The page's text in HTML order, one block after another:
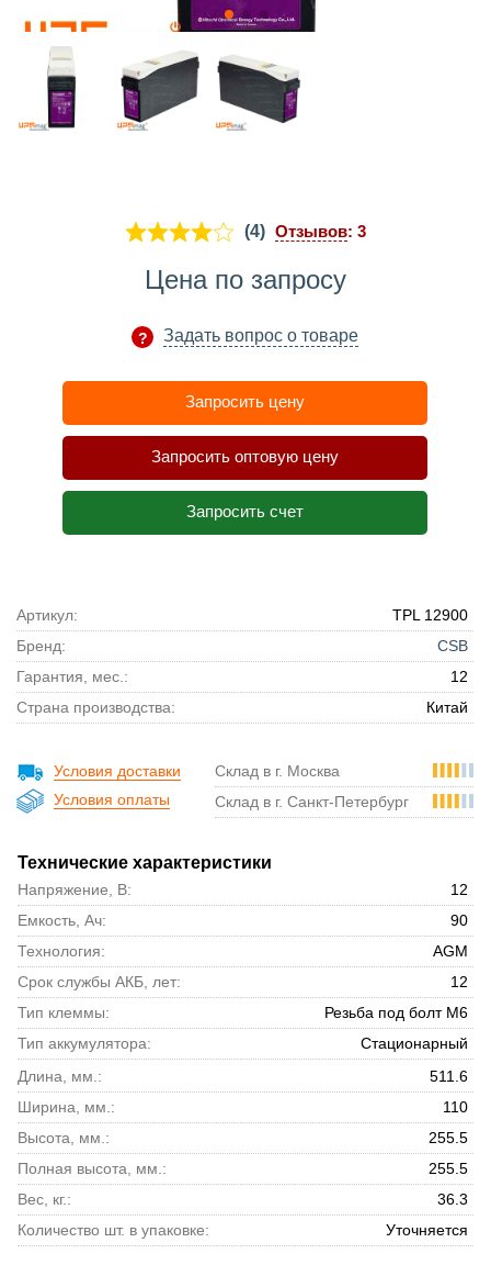
(4) Отзывов: 3
Цена по запросу
Задать вопрос о товаре
Запросить цену
Запросить оптовую цену
Запросить счет
Артикул:
TPL 12900
Бренд:
CSB
Гарантия, мес.:
12
Страна производства:
Китай
Условия доставки
Условия оплаты
Склад в г. Москва
Склад в г. Санкт-Петербург
Технические характеристики
Напряжение, В:
12
Емкость, Ач:
90
Технология:
AGM
Срок службы АКБ, лет:
12
Тип клеммы:
Резьба под болт М6
Тип аккумулятора:
Стационарный
Длина, мм.:
511.6
Ширина, мм.:
110
Высота, мм.:
255.5
Полная высота, мм.:
255.5
Вес, кг.:
36.3
Количество шт. в упаковке:
Уточняется